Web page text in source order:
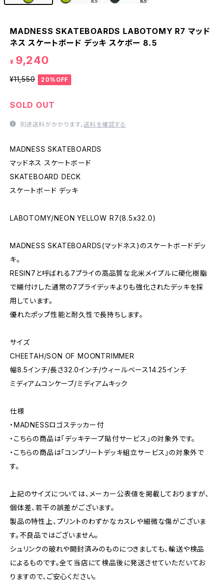
MADNESS SKATEBOARDS LABOTOMY R7 マッド
ネス スケートボード デッキ スケボー 8.5
¥ 9,240
¥11,550 20%OFF
SOLD OUT
別途送料がかかります。送料を確認する
MADNESS SKATEBOARDS
マッドネス スケートボード
SKATEBOARD DECK
スケートボード デッキ
LABOTOMY/NEON YELLOW R7(8.5x32.0)
MADNESS SKATEBOARDS(マッドネス)のスケートボードデッ
キ。
RESIN7と呼ばれる7プライの高品質な北米メイプルに硬化樹脂
で糊付けした通常の7プライデッキよりも強化されたデッキを採
用しています。
優れたポップ性能と耐久性で長持ちします。
サイズ
CHEETAH/SON OF MOONTRIMMER
幅8.5インチ/長さ32.0インチ/ウィールベース14.25インチ
ミディアムコンケーブ/ミディアムキック
仕様
・MADNESSロゴステッカー付
・こちらの商品は「デッキテープ貼付サービス」の対象外です。
・こちらの商品は「コンプリートデッキ組立サービス」の対象外で
す。
上記のサイズについては、メーカー公表値を掲載しておりますが、
個体差、若干の誤差がございます。
製品の特性上、プリントのわずかなカスレや細微な傷がございま
す。不良品ではございません。
シュリンクの破れや開封済みのものにつきましても、輸送や検品
によるものです。全て当店にて検品後に発送させていただいてお
りますので、ご安心ください。